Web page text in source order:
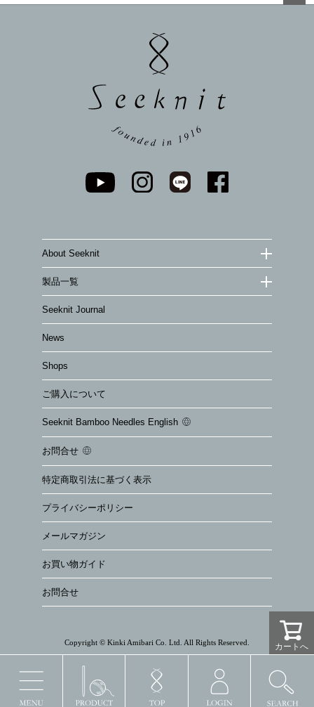
About Seeknit
製品一覧
Seeknit Journal
News
Shops
ご購入について
Seeknit Bamboo Needles English
お問合せ
特定商取引法に基づく表示
プライバシーポリシー
メールマガジン
お買い物ガイド
お問合せ
Copyright © Kinki Amibari Co. Ltd. All Rights Reserved. カートへ